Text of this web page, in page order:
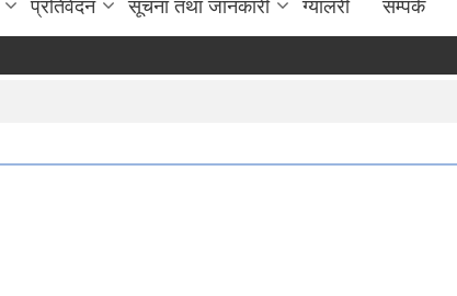
प्रतिवेदन सूचना तथा जानकारी ग्यालरी सम्पर्क